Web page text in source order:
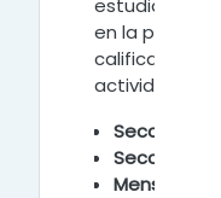
estudiantes,
en la
actividades.
Sección
Sección
Mensajería